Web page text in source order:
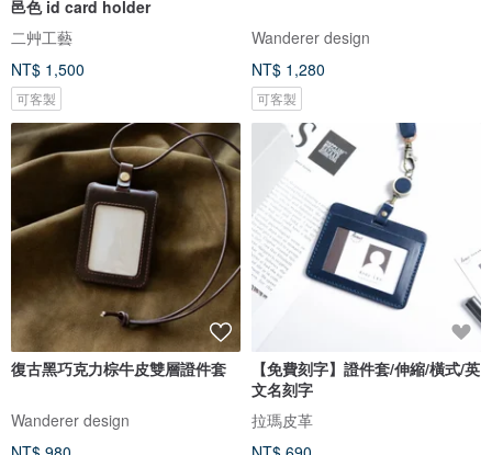
邑色 id card holder
二艸工藝
NT$ 1,500
可客製
Wanderer design
NT$ 1,280
可客製
復古黑巧克力棕牛皮雙層證件套
Wanderer design
【免費刻字】證件套/伸縮/橫式/英
文名刻字
拉瑪皮革